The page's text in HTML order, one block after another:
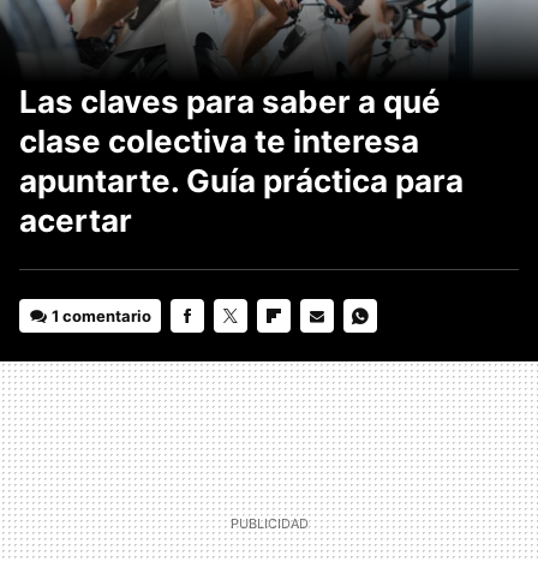
Las claves para saber a qué
clase colectiva te interesa
apuntarte. Guía práctica para
acertar
1 comentario
MAIL